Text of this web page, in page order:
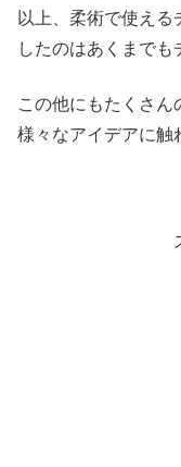
以上、柔術で使え
したのはあくまでも
この他にもたくさん
様々なアイデアに触